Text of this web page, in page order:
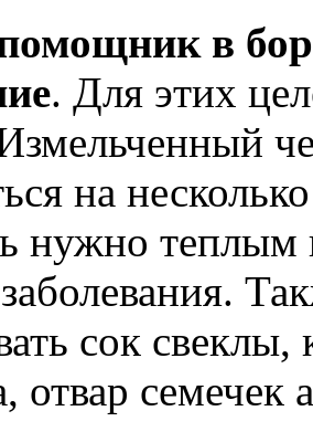
в
. Для этих
на
нужно теплым
сок
отвар